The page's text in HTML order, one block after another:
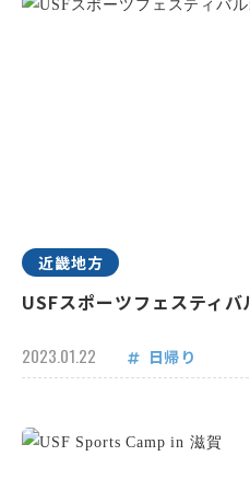
近畿地方
USFスポーツフェスティ
2023.01.22 日帰り